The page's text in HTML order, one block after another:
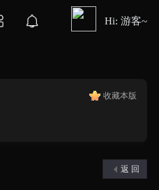
Hi: 游客~
收藏本版
返 回